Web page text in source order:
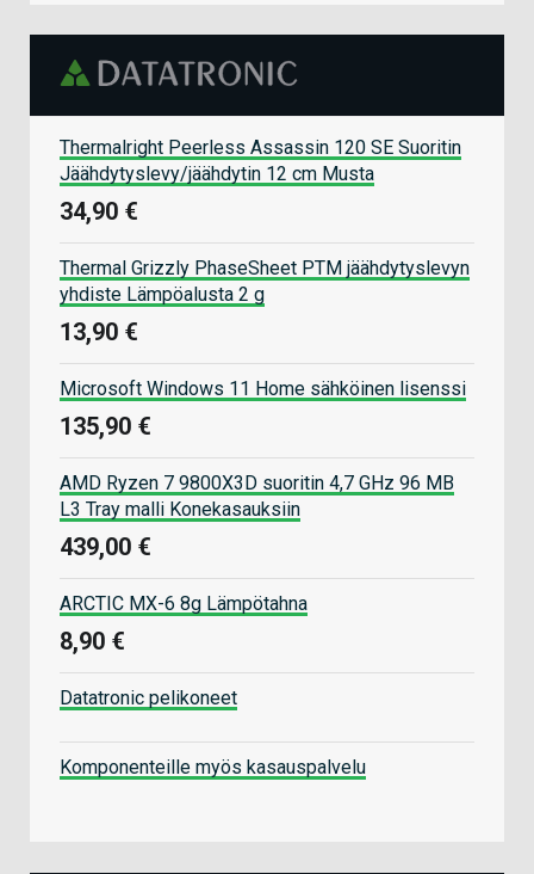
Thermalright Peerless Assassin 120 SE Suoritin
Jäähdytyslevy/jäähdytin 12 cm Musta
34,90 €
Thermal Grizzly PhaseSheet PTM jäähdytyslevyn
yhdiste Lämpöalusta 2 g
13,90 €
Microsoft Windows 11 Home sähköinen lisenssi
135,90 €
AMD Ryzen 7 9800X3D suoritin 4,7 GHz 96 MB
L3 Tray malli Konekasauksiin
439,00 €
ARCTIC MX-6 8g Lämpötahna
8,90 €
Datatronic pelikoneet
Komponenteille myös kasauspalvelu